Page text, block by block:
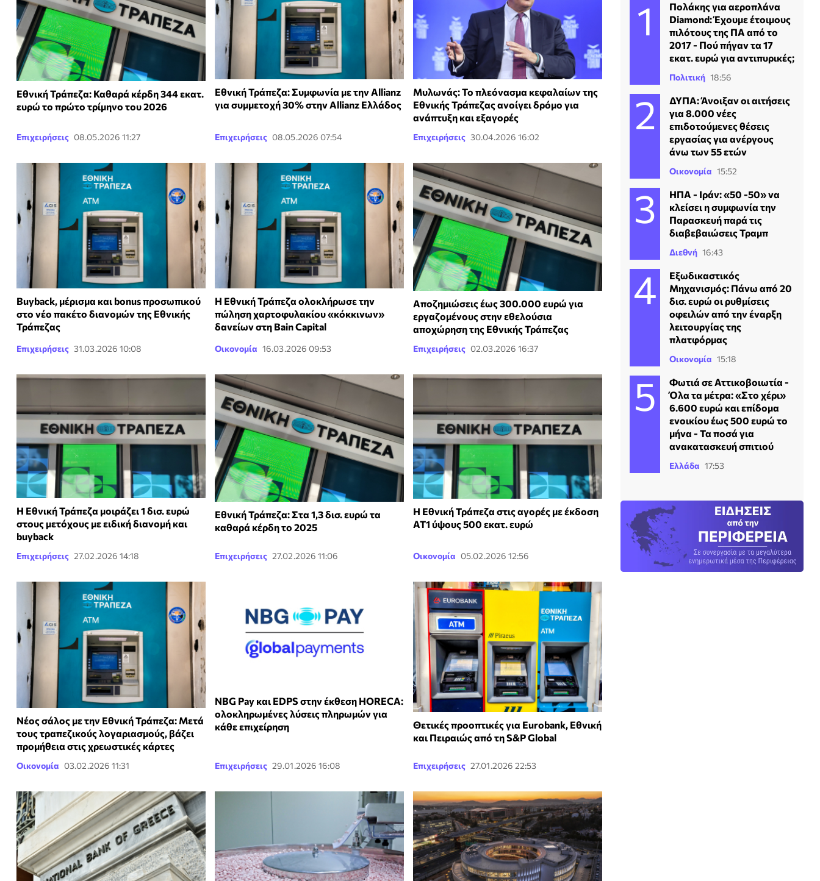
Εθνική Τράπεζα: Καθαρά κέρδη 344 εκατ.
ευρώ το πρώτο τρίμηνο του 2026
Επιχειρήσεις 08.05.2026 11:27
Εθνική Τράπεζα: Συμφωνία με την Allianz
για συμμετοχή 30% στην Allianz Ελλάδος
Επιχειρήσεις 08.05.2026 07:54
Μυλωνάς: Το πλεόνασμα κεφαλαίων της
Εθνικής Τράπεζας ανοίγει δρόμο για
ανάπτυξη και εξαγορές
Επιχειρήσεις 30.04.2026 16:02
Buyback, μέρισμα και bonus προσωπικού
στο νέο πακέτο διανομών της Εθνικής
Τράπεζας
Επιχειρήσεις 31.03.2026 10:08
Η Εθνική Τράπεζα ολοκλήρωσε την
πώληση χαρτοφυλακίου «κόκκινων»
δανείων στη Bain Capital
Οικονομία 16.03.2026 09:53
Αποζημιώσεις έως 300.000 ευρώ για
εργαζομένους στην εθελούσια
αποχώρηση της Εθνικής Τράπεζας
Επιχειρήσεις 02.03.2026 16:37
Η Εθνική Τράπεζα μοιράζει 1 δισ. ευρώ
στους μετόχους με ειδική διανομή και
buyback
Επιχειρήσεις 27.02.2026 14:18
Εθνική Τράπεζα: Στα 1,3 δισ. ευρώ τα
καθαρά κέρδη το 2025
Επιχειρήσεις 27.02.2026 11:06
Η Εθνική Τράπεζα στις αγορές με έκδοση
AT1 ύψους 500 εκατ. ευρώ
Οικονομία 05.02.2026 12:56
Νέος σάλος με την Εθνική Τράπεζα: Μετά
τους τραπεζικούς λογαριασμούς, βάζει
προμήθεια στις χρεωστικές κάρτες
Οικονομία 03.02.2026 11:31
NBG Pay και EDPS στην έκθεση HORECA:
ολοκληρωμένες λύσεις πληρωμών για
κάθε επιχείρηση
Επιχειρήσεις 29.01.2026 16:08
Θετικές προοπτικές για Eurobank, Εθνική
και Πειραιώς από τη S&P Global
Επιχειρήσεις 27.01.2026 22:53
Πολάκης για αεροπλάνα
Diamond: Έχουμε έτοιμους
πιλότους της ΠΑ από το
2017 - Πού πήγαν τα 17
εκατ. ευρώ για αντιπυρικές;
Πολιτική 18:56
ΔΥΠΑ: Άνοιξαν οι αιτήσεις
για 8.000 νέες
επιδοτούμενες θέσεις
εργασίας για ανέργους
άνω των 55 ετών
Οικονομία 15:52
ΗΠΑ - Ιράν: «50 -50» να
κλείσει η συμφωνία την
Παρασκευή παρά τις
διαβεβαιώσεις Τραμπ
Διεθνή 16:43
Εξωδικαστικός
Μηχανισμός: Πάνω από 20
δισ. ευρώ οι ρυθμίσεις
οφειλών από την έναρξη
λειτουργίας της
πλατφόρμας
Οικονομία 15:18
Φωτιά σε Αττικοβοιωτία -
Όλα τα μέτρα: «Στο χέρι»
6.600 ευρώ και επίδομα
ενοικίου έως 500 ευρώ το
μήνα - Τα ποσά για
ανακατασκευή σπιτιού
Ελλάδα 17:53